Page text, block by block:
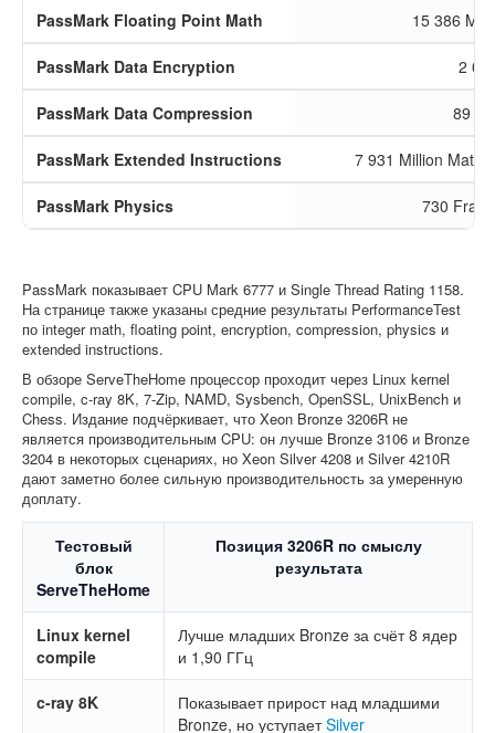
PassMark Floating Point Math 15 386
PassMark Data Encryption 2
PassMark Data Compression 89
PassMark Extended Instructions 7 931 Million
PassMark Physics 730
PassMark показывает CPU Mark 6777 и Single Thread Rating 1158.
На странице также указаны средние результаты PerformanceTest
по integer math, floating point, encryption, compression, physics и
extended instructions.
В обзоре ServeTheHome процессор проходит через Linux kernel
compile, c-ray 8K, 7-Zip, NAMD, Sysbench, OpenSSL, UnixBench и
Chess. Издание подчёркивает, что Xeon Bronze 3206R не
является производительным CPU: он лучше Bronze 3106 и Bronze
3204 в некоторых сценариях, но Xeon Silver 4208 и Silver 4210R
дают заметно более сильную производительность за умеренную
доплату.
Тестовый
блок
ServeTheHome
Позиция 3206R по смыслу
результата
Linux kernel
compile
Лучше младших Bronze за счёт 8 ядер
и 1,90 ГГц
c-ray 8K
Показывает прирост над младшими
Bronze, но уступаетSilver